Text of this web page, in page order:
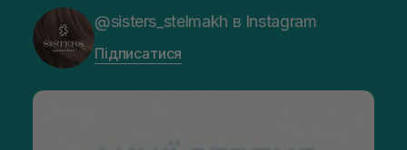
@sisters_stelmakh в Instagram
Підписатися